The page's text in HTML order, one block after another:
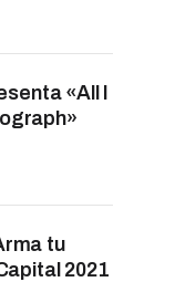
«All I
tu
2021